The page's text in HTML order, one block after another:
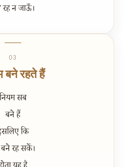
रह न जाऊँ।
03
बने रहते हैं
सब
बने हैं
कि
रह सकें।